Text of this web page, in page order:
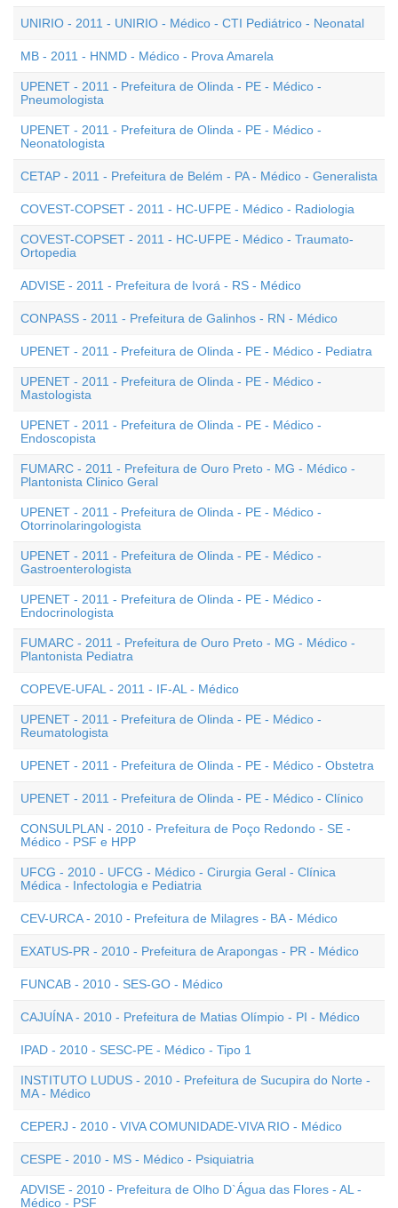
UNIRIO - 2011 - UNIRIO - Médico - CTI Pediátrico - Neonatal
MB - 2011 - HNMD - Médico - Prova Amarela
UPENET - 2011 - Prefeitura de Olinda - PE - Médico -
Pneumologista
UPENET - 2011 - Prefeitura de Olinda - PE - Médico -
Neonatologista
CETAP - 2011 - Prefeitura de Belém - PA - Médico - Generalista
COVEST-COPSET - 2011 - HC-UFPE - Médico - Radiologia
COVEST-COPSET - 2011 - HC-UFPE - Médico - Traumato-
Ortopedia
ADVISE - 2011 - Prefeitura de Ivorá - RS - Médico
CONPASS - 2011 - Prefeitura de Galinhos - RN - Médico
UPENET - 2011 - Prefeitura de Olinda - PE - Médico - Pediatra
UPENET - 2011 - Prefeitura de Olinda - PE - Médico -
Mastologista
UPENET - 2011 - Prefeitura de Olinda - PE - Médico -
Endoscopista
FUMARC - 2011 - Prefeitura de Ouro Preto - MG - Médico -
Plantonista Clinico Geral
UPENET - 2011 - Prefeitura de Olinda - PE - Médico -
Otorrinolaringologista
UPENET - 2011 - Prefeitura de Olinda - PE - Médico -
Gastroenterologista
UPENET - 2011 - Prefeitura de Olinda - PE - Médico -
Endocrinologista
FUMARC - 2011 - Prefeitura de Ouro Preto - MG - Médico -
Plantonista Pediatra
COPEVE-UFAL - 2011 - IF-AL - Médico
UPENET - 2011 - Prefeitura de Olinda - PE - Médico -
Reumatologista
UPENET - 2011 - Prefeitura de Olinda - PE - Médico - Obstetra
UPENET - 2011 - Prefeitura de Olinda - PE - Médico - Clínico
CONSULPLAN - 2010 - Prefeitura de Poço Redondo - SE -
Médico - PSF e HPP
UFCG - 2010 - UFCG - Médico - Cirurgia Geral - Clínica
Médica - Infectologia e Pediatria
CEV-URCA - 2010 - Prefeitura de Milagres - BA - Médico
EXATUS-PR - 2010 - Prefeitura de Arapongas - PR - Médico
FUNCAB - 2010 - SES-GO - Médico
CAJUÍNA - 2010 - Prefeitura de Matias Olímpio - PI - Médico
IPAD - 2010 - SESC-PE - Médico - Tipo 1
INSTITUTO LUDUS - 2010 - Prefeitura de Sucupira do Norte -
MA - Médico
CEPERJ - 2010 - VIVA COMUNIDADE-VIVA RIO - Médico
CESPE - 2010 - MS - Médico - Psiquiatria
ADVISE - 2010 - Prefeitura de Olho D`Água das Flores - AL -
Médico - PSF